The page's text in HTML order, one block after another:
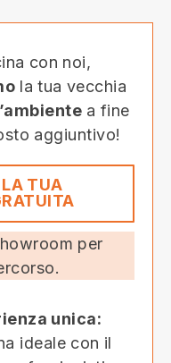
con noi,
la tua vecchia
a fine
aggiuntivo!
LA TUA
per
unica:
ideale con il